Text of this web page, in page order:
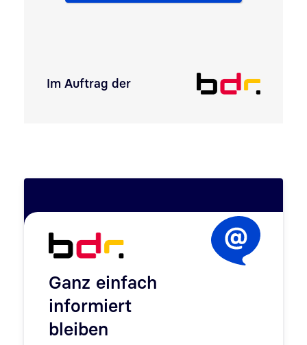
Im Auftrag der
Ganz einfach
informiert
bleiben